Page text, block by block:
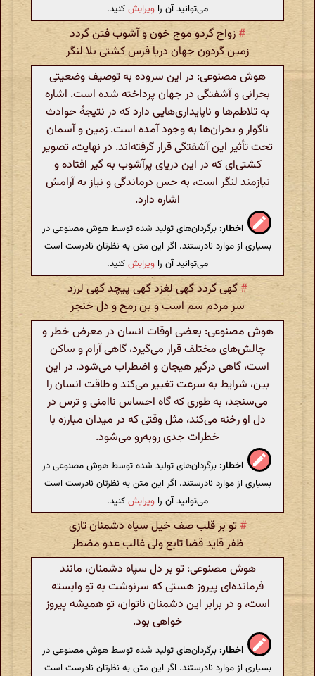
می‌توانید آن را ویرایشکنید.
# زواج گردو موج خون و آشوب فتن گردد
زمین گردون جهان دریا فرس کشتی بلا لنگر
هوش مصنوعی: در این سروده به توصیف وضعیتی
بحرانی و آشفتگی در جهان پرداخته شده است. اشاره
به تلاطم‌ها و ناپایداری‌هایی دارد که در نتیجهٔ حوادث
ناگوار و بحران‌ها به وجود آمده است. زمین و آسمان
تحت تأثیر این آشفتگی قرار گرفته‌اند. در نهایت، تصویر
کشتی‌ای که در این دریای پرآشوب به گیر افتاده و
نیازمند لنگر است، به حس درماندگی و نیاز به آرامش
اشاره دارد.
اخطار: برگردان‌های تولید شده توسط هوش مصنوعی در
بسیاری از موارد نادرستند. اگر این متن به نظرتان نادرست است
می‌توانید آن را ویرایشکنید.
# گهی گردد گهی لغزد گهی پیچد گهی لرزد
سر مردم سم اسب و بن رمح و دل خنجر
هوش مصنوعی: بعضی اوقات انسان در معرض خطر و
چالش‌های مختلف قرار می‌گیرد، گاهی آرام و ساکن
است، گاهی درگیر هیجان و اضطراب می‌شود. در این
بین، شرایط به سرعت تغییر می‌کند و طاقت انسان را
می‌سنجد، به طوری که گاه احساس ناامنی و ترس در
دل او رخنه می‌کند، مثل وقتی که در میدان مبارزه با
خطرات جدی روبه‌رو می‌شود.
اخطار: برگردان‌های تولید شده توسط هوش مصنوعی در
بسیاری از موارد نادرستند. اگر این متن به نظرتان نادرست است
می‌توانید آن را ویرایشکنید.
# تو بر قلب صف خیل سپاه دشمنان تازی
ظفر قاید قضا تابع ولی غالب عدو مضطر
هوش مصنوعی: تو بر دل سپاه دشمنان، مانند
فرمانده‌ای پیروز هستی که سرنوشت به تو وابسته
است، و در برابر این دشمنان ناتوان، تو همیشه پیروز
خواهی بود.
اخطار: برگردان‌های تولید شده توسط هوش مصنوعی در
بسیاری از موارد نادرستند. اگر این متن به نظرتان نادرست است